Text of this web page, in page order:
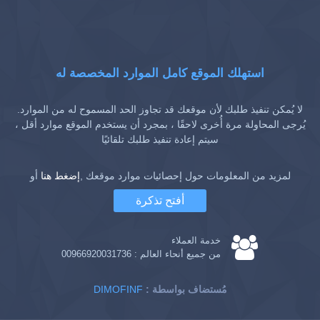
استهلك الموقع كامل الموارد المخصصة له
لا يُمكن تنفيذ طلبك لأن موقعك قد تجاوز الحد المسموح له من الموارد.
يُرجى المحاولة مرة أُخرى لاحقًا ، بمجرد أن يستخدم الموقع موارد أقل ،
سيتم إعادة تنفيذ طلبك تلقائيًا
لمزيد من المعلومات حول إحصائيات موارد موقعك ,إضغط هنا أو
أفتح تذكرة
خدمة العملاء
من جميع أنحاء العالم : 00966920031736
DIMOFINF : مُستضاف بواسطة